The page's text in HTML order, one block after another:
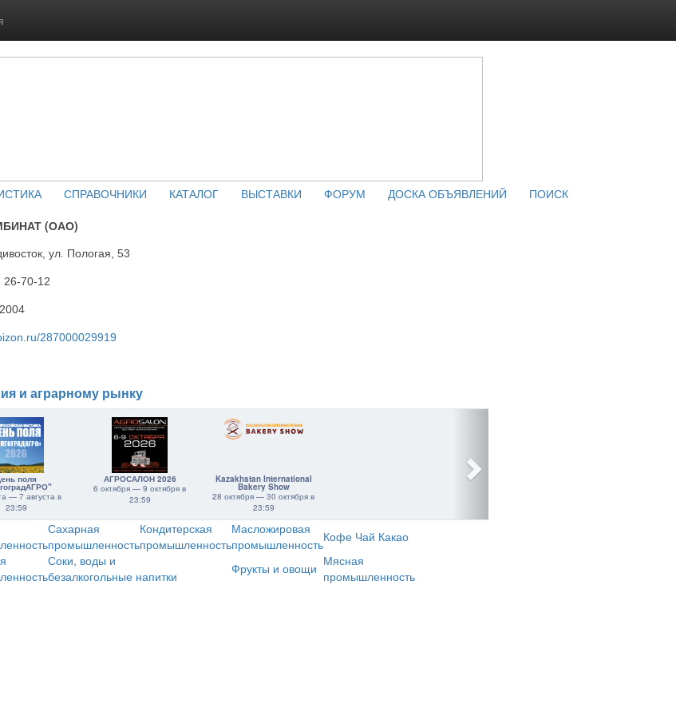
СПРАВОЧНИКИ КАТАЛОГ ВЫСТАВКИ ФОРУМ ДОСКА ОБЪЯВЛЕНИЙ
ПОИСК
(ОАО)
ул. Пологая, 53
26-70-12
287000029919
и аграрному рынку
поля
— 7 августа в
23:59
АГРОСАЛОН 2026
6 октября — 9 октября в
23:59
Kazakhstan International
Bakery Show
28 октября — 30 октября в
23:59
Сахарная
промышленность
Кондитерская
промышленность
Масложировая
промышленностьКофе Чай Какао
Соки, воды и
безалкогольные напитки
Фрукты и овощи Мясная
промышленность